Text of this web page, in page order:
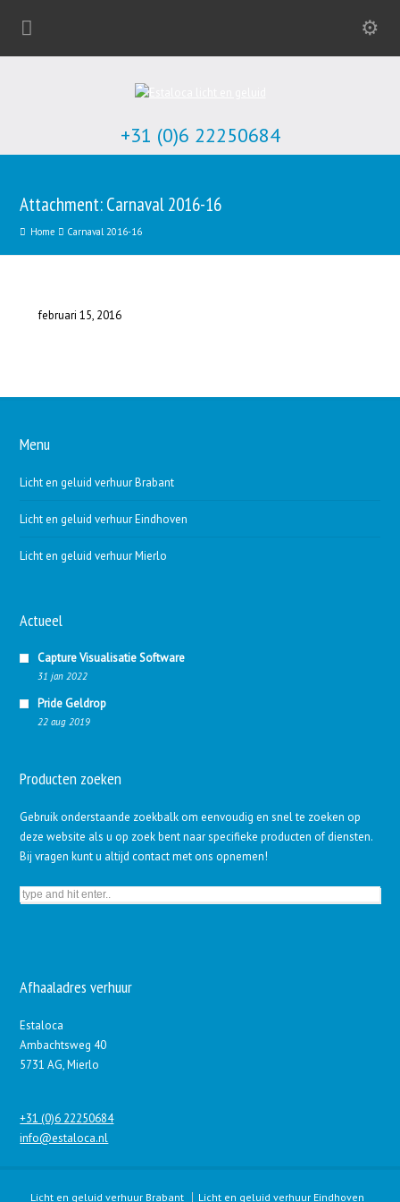
+31 (0)6 22250684
Attachment: Carnaval 2016-16
Home Carnaval 2016-16
februari 15, 2016
Menu
Licht en geluid verhuur Brabant
Licht en geluid verhuur Eindhoven
Licht en geluid verhuur Mierlo
Actueel
Capture Visualisatie Software
31 jan 2022
Pride Geldrop
22 aug 2019
Producten zoeken
Gebruik onderstaande zoekbalk om eenvoudig en snel te zoeken op
deze website als u op zoek bent naar specifieke producten of diensten.
Bij vragen kunt u altijd contact met ons opnemen!
Afhaaladres verhuur
Estaloca
Ambachtsweg 40
5731 AG, Mierlo
+31 (0)6 22250684
info@estaloca.nl
Licht en geluid verhuur Brabant Licht en geluid verhuur Eindhoven